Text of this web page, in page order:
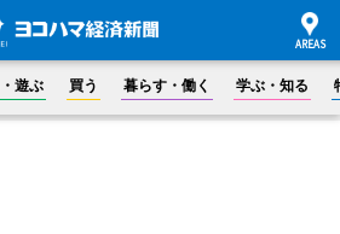
遊ぶ 買う 暮らす・働く 学ぶ・知る